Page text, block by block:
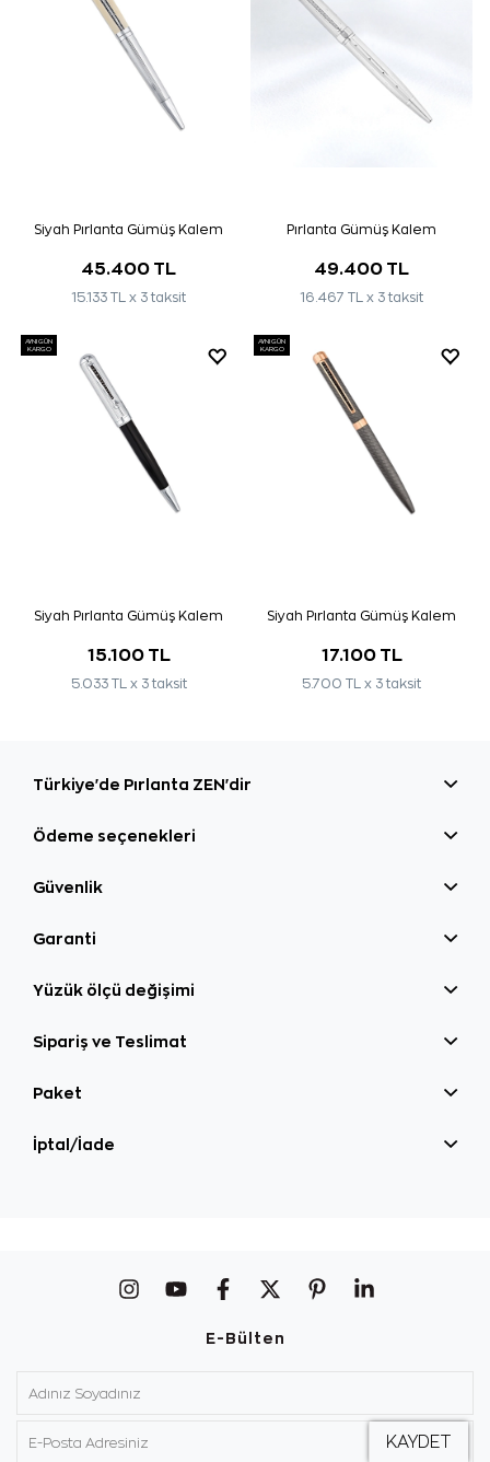
Siyah Pırlanta Gümüş Kalem
45.400 TL
15.133 TL x 3 taksit
Pırlanta Gümüş Kalem
49.400 TL
16.467 TL x 3 taksit
AYNI GÜN
KARGO
Siyah Pırlanta Gümüş Kalem
15.100 TL
5.033 TL x 3 taksit
AYNI GÜN
KARGO
Siyah Pırlanta Gümüş Kalem
17.100 TL
5.700 TL x 3 taksit
Türkiye'de Pırlanta ZEN'dir
Ödeme seçenekleri
Güvenlik
Garanti
Yüzük ölçü değişimi
Sipariş ve Teslimat
Paket
İptal/İade
E-Bülten